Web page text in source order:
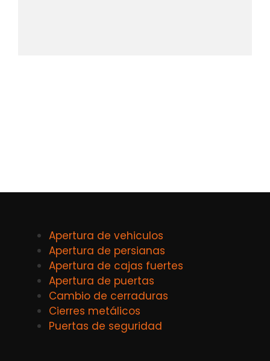
Apertura de vehiculos
Apertura de persianas
Apertura de cajas fuertes
Apertura de puertas
Cambio de cerraduras
Cierres metálicos
Puertas de seguridad